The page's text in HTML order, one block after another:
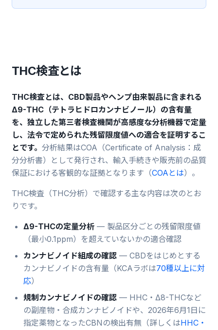
THC検査とは
THC検査とは、CBD製品やヘンプ由来製品に含まれる
Δ9-THC（テトラヒドロカンナビノール）の含有量
を、独立した第三者検査機関が高感度な分析機器で定量
し、法令で定められた残留限度値への適合を証明するこ
とです。 分析結果はCOA（Certificate of Analysis：成
分分析書）として発行され、輸入手続きや販売前の品質
保証における客観的な証拠となります（COAとは）。
THC検査（THC分析）で確認する主な内容は次のとお
りです。
Δ9-THCの定量分析 — 製品区分ごとの残留限度値
（最小0.1ppm）を超えていないかの適合確認
カンナビノイド組成の確認 — CBDをはじめとする
カンナビノイドの含有量（KCAラボは70種以上に対
応）
規制カンナビノイドの確認 — HHC・Δ8-THCなど
の副産物・合成カンナビノイドや、2026年6月1日に
指定薬物となったCBNの検出有無（詳しくはHHC・